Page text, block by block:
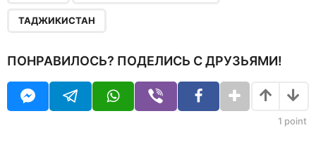
ТАДЖИКИСТАН
ПОНРАВИЛОСЬ? ПОДЕЛИСЬ С ДРУЗЬЯМИ!
1 point